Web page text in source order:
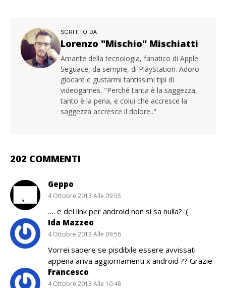
SCRITTO DA
Lorenzo "Mischio" Mischiatti
Amante della tecnologia, fanatico di Apple.
Seguace, da sempre, di PlayStation. Adoro
giocare e gustarmi tantissimi tipi di
videogames. "Perché tanta è la saggezza,
tanto è la pena, e colui che accresce la
saggezza accresce il dolore.."
202 COMMENTI
Geppo
4 Ottobre 2013 Alle 09:55
…. e del link per android non si sa nulla? :(
Ida Mazzeo
4 Ottobre 2013 Alle 09:56
Vorrei saoere se pisdibile essere avvissati
appena ariva aggiornamenti x android ?? Grazie
Francesco
4 Ottobre 2013 Alle 10:48